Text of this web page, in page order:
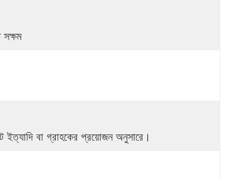
সক্ষম
ইত্যাদি বা গ্রাহকের প্রয়োজন অনুসারে।